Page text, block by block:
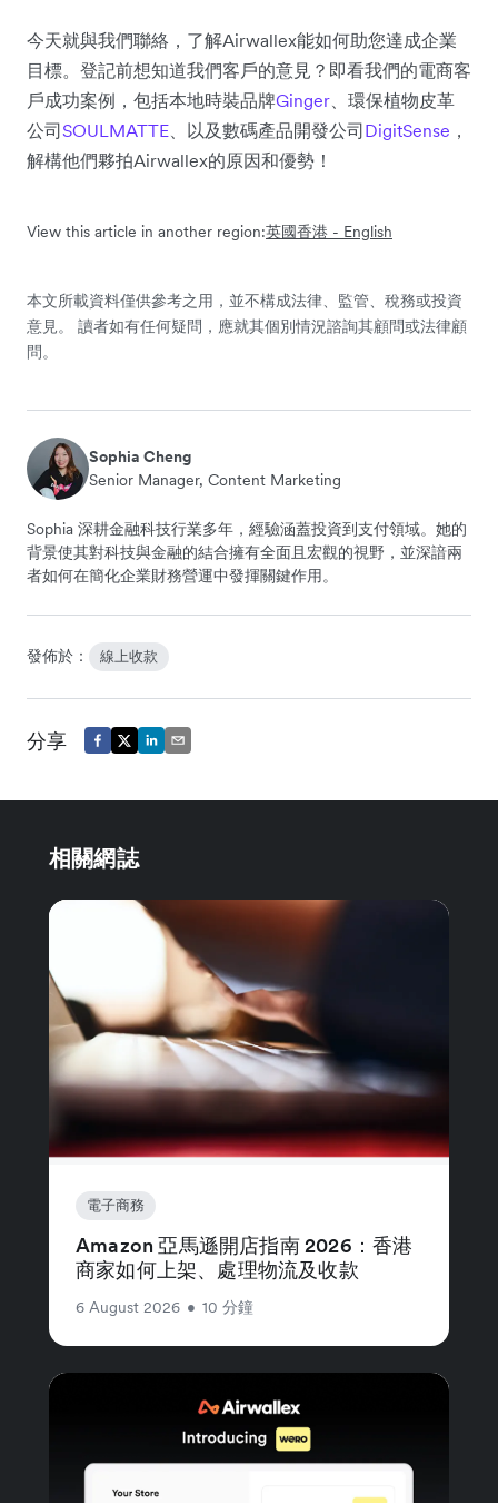
今天就與我們聯絡，了解Airwallex能如何助您達成企業
目標。登記前想知道我們客戶的意見？即看我們的電商客
戶成功案例，包括本地時裝品牌Ginger 、環保植物皮革
公司SOULMATTE 、以及數碼產品開發公司DigitSense ，
解構他們夥拍Airwallex的原因和優勢！
View this article in another region:英國香港 - English
本文所載資料僅供參考之用，並不構成法律、監管、稅務或投資
意見。 讀者如有任何疑問，應就其個別情況諮詢其顧問或法律顧
問。
Sophia Cheng
Senior Manager, Content Marketing
Sophia 深耕金融科技行業多年，經驗涵蓋投資到支付領域。她的
背景使其對科技與金融的結合擁有全面且宏觀的視野，並深諳兩
者如何在簡化企業財務營運中發揮關鍵作用。
發佈於： 線上收款
分享
相關網誌
電子商務
Amazon 亞馬遜開店指南 2026：香港
商家如何上架、處理物流及收款
6 August 2026 • 10 分鐘